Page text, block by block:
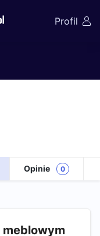
Profil
Opinie 0
meblowym